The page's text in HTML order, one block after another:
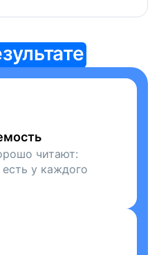
читают:
у каждого